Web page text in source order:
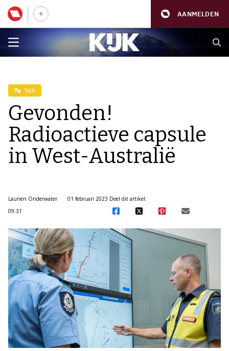
AANMELDEN
Tech
Gevonden!
Radioactieve capsule
in West-Australië
Laurien Onderwater
01 februari 2023
09:31
Deel dit artikel: